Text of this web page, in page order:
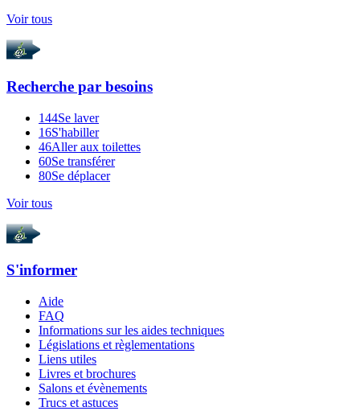
Voir tous
Recherche par besoins
144Se laver
16S'habiller
46Aller aux toilettes
60Se transférer
80Se déplacer
Voir tous
S'informer
Aide
FAQ
Informations sur les aides techniques
Législations et règlementations
Liens utiles
Livres et brochures
Salons et évènements
Trucs et astuces